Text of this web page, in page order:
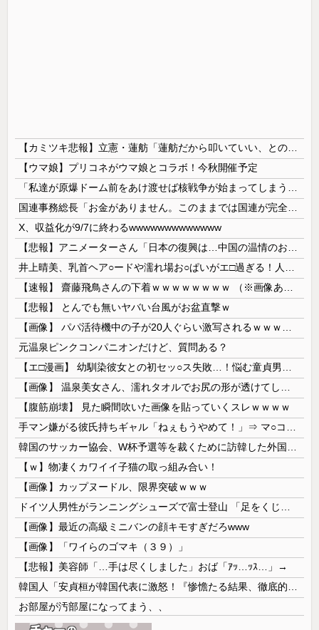
【ウマ娘】プリコネがウマ娘とコラボ！今秋開催予定
X、収益化が9/7に終わるwwwwwwwwwwwww
【悲報】 とんでも無いヤバい台風がお盆直撃ｗ
元温泉ピンクコンパニオンだけど、質問ある？
【腹筋崩壊】 見た瞬間吹いた画像を貼っていくスレｗｗｗｗ
【ｗ】物凄くカワイイ子猫の取っ組み合い！
【画像】カップヌードル、限界突破ｗｗｗ
【画像】最近の高級ミニバンの顔キモすぎだろwww
【画像】「ワイらのゴマキ（３９）」
【悲報】美容師「…手は尽くしました」おば「ｱｯ…ｯｽ…」→
お部屋が汚部屋になってまう、、